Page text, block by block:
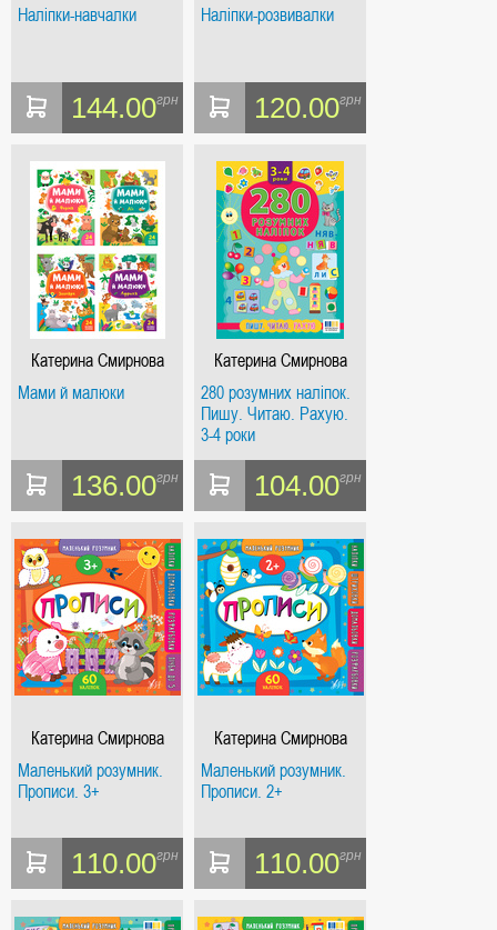
Наліпки-навчалки
144.00грн
Наліпки-розвивалки
120.00грн
Катерина Смирнова
Мами й малюки
136.00грн
Катерина Смирнова
280 розумних наліпок.
Пишу. Читаю. Рахую.
3-4 роки
104.00грн
Катерина Смирнова
Маленький розумник.
Прописи. 3+
110.00грн
Катерина Смирнова
Маленький розумник.
Прописи. 2+
110.00грн